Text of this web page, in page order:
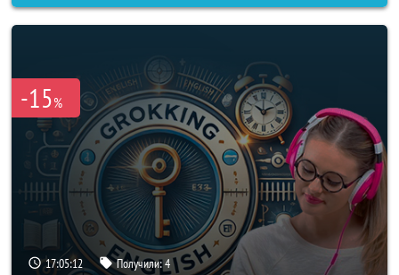
-15%
17:05:10 Получили:4